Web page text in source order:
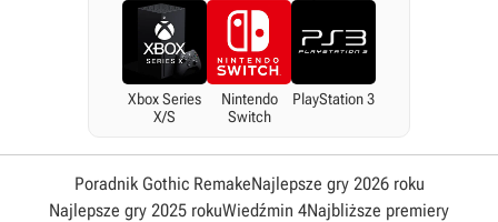
Xbox Series
X/S
Nintendo
Switch
PlayStation 3
Poradnik Gothic RemakeNajlepsze gry 2026 roku
Najlepsze gry 2025 rokuWiedźmin 4Najbliższe premiery